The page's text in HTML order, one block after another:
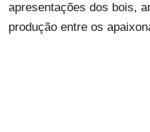
apresentações dos bois,
produção entre os